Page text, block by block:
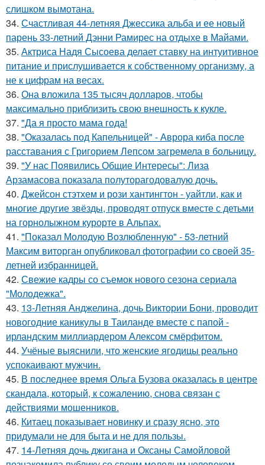
слишком вымотана.
34. Счастливая 44-летняя Джессика альба и ее новый
парень 33-летний Дэнни Рамирес на отдыхе в Майами.
35. Актриса Надя Сысоева делает ставку на интуитивное
питание и прислушивается к собственному организму, а
не к цифрам на весах.
36. Она вложила 135 тысяч долларов, чтобы
максимально приблизить свою внешность к кукле.
37. "Да я просто мама года!
38. "Оказалась под Капельницей" - Аврора киба после
расставания с Григорием Лепсом загремела в больницу.
39. "У нас Появились Общие Интересы": Лиза
Арзамасова показала полуторагодовалую дочь.
40. Джейсон стэтхем и рози хантингтон - уайтли, как и
многие другие звёзды, проводят отпуск вместе с детьми
на горнолыжном курорте в Альпах.
41. "Показал Молодую Возлюбленную" - 53-летний
Максим виторган опубликовал фотографии со своей 35-
летней избранницей.
42. Свежие кадры со съемок нового сезона сериала
"Молодежка".
43. 13-Летняя Анджелина, дочь Виктории Бони, проводит
новогодние каникулы в Таиланде вместе с папой -
ирландским миллиардером Алексом смёрфитом.
44. Учёные выяснили, что женские ягодицы реально
успокаивают мужчин.
45. В последнее время Ольга Бузова оказалась в центре
скандала, который, к сожалению, снова связан с
действиями мошенников.
46. Китаец показывает новинку и сразу ясно, это
придумали не для быта и не для пользы.
47. 14-Летняя дочь джигана и Оксаны Самойловой